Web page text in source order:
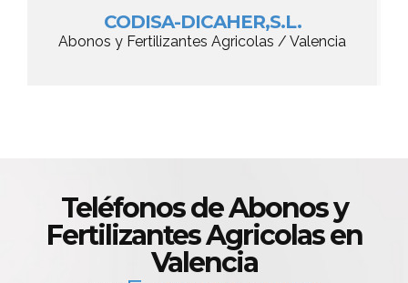
CODISA-DICAHER,S.L.
Abonos y Fertilizantes Agricolas / Valencia
Teléfonos de Abonos y
Fertilizantes Agricolas en
Valencia